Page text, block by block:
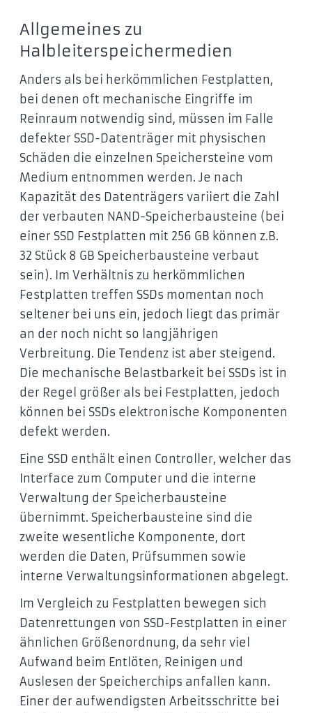
Allgemeines zu
Halbleiterspeichermedien
Anders als bei herkömmlichen Festplatten,
bei denen oft mechanische Eingriffe im
Reinraum notwendig sind, müssen im Falle
defekter SSD-Datenträger mit physischen
Schäden die einzelnen Speichersteine vom
Medium entnommen werden. Je nach
Kapazität des Datenträgers variiert die Zahl
der verbauten NAND-Speicherbausteine (bei
einer SSD Festplatten mit 256 GB können z.B.
32 Stück 8 GB Speicherbausteine verbaut
sein). Im Verhältnis zu herkömmlichen
Festplatten treffen SSDs momentan noch
seltener bei uns ein, jedoch liegt das primär
an der noch nicht so langjährigen
Verbreitung. Die Tendenz ist aber steigend.
Die mechanische Belastbarkeit bei SSDs ist in
der Regel größer als bei Festplatten, jedoch
können bei SSDs elektronische Komponenten
defekt werden.
Eine SSD enthält einen Controller, welcher das
Interface zum Computer und die interne
Verwaltung der Speicherbausteine
übernimmt. Speicherbausteine sind die
zweite wesentliche Komponente, dort
werden die Daten, Prüfsummen sowie
interne Verwaltungsinformationen abgelegt.
Im Vergleich zu Festplatten bewegen sich
Datenrettungen von SSD-Festplatten in einer
ähnlichen Größenordnung, da sehr viel
Aufwand beim Entlöten, Reinigen und
Auslesen der Speicherchips anfallen kann.
Einer der aufwendigsten Arbeitsschritte bei